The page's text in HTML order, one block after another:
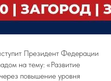
Президент Федерации
на тему: «Развитие
повышение уровня